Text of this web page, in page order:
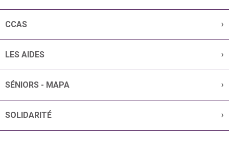
CCAS
LES AIDES
SÉNIORS - MAPA
SOLIDARITÉ